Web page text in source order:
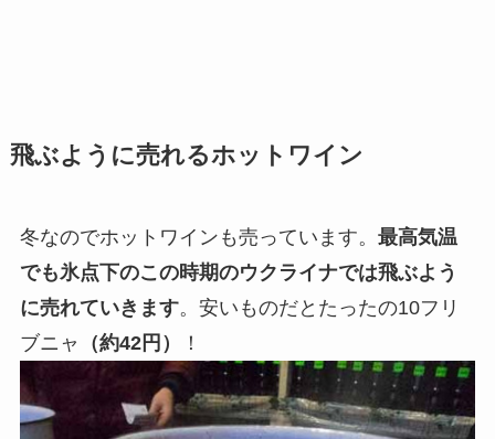
飛ぶように売れるホットワイン
冬なのでホットワインも売っています。 最高気温
でも氷点下のこの時期のウクライナでは飛ぶよう
に売れていきます。安いものだとたったの10フリ
ブニャ
（約42円） ！